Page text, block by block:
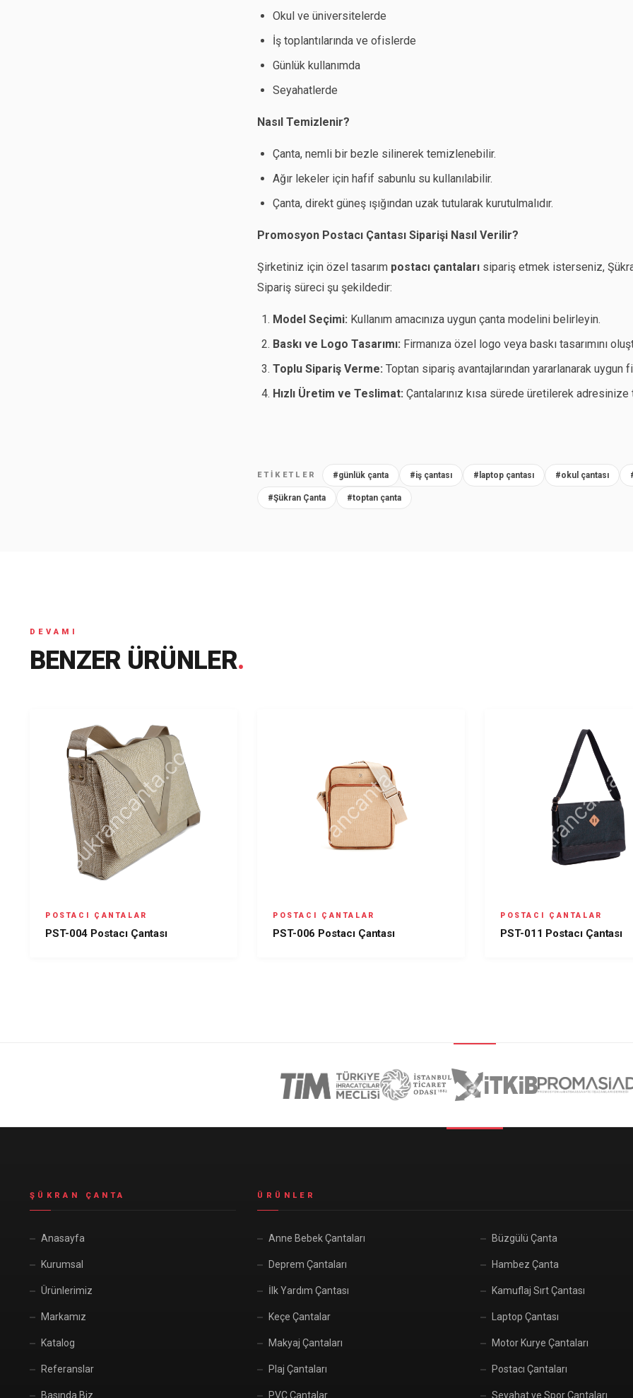
Okul ve üniversitelerde
İş toplantılarında ve ofislerde
Günlük kullanımda
Seyahatlerde
Nasıl Temizlenir?
Çanta, nemli bir bezle silinerek temizlenebilir.
Ağır lekeler için hafif sabunlu su kullanılabilir.
Çanta, direkt güneş ışığından uzak tutularak kurutulmalıdır.
Promosyon Postacı Çantası Siparişi Nasıl Verilir?
Şirketiniz için özel tasarım postacı çantaları sipariş etmek isterseniz,
Sipariş süreci şu şekildedir:
Model Seçimi: Kullanım amacınıza uygun çanta modelini belirleyin.
Baskı ve Logo Tasarımı: Firmanıza özel logo veya baskı tasarımını
Toplu Sipariş Verme: Toptan sipariş avantajlarından yararlanarak uygun
Hızlı Üretim ve Teslimat: Çantalarınız kısa sürede üretilerek
ETIKETLER #günlük çanta #iş çantası #laptop çantası #okul çantası
#Şükran Çanta #toptan çanta
DEVAMI
BENZER ÜRÜNLER.
POSTACI ÇANTALAR
PST-004 Postacı Çantası
POSTACI ÇANTALAR
PST-006 Postacı Çantası
POSTACI ÇANTALAR
PST-011 Postacı Çantası
ŞÜKRAN ÇANTA
Anasayfa
Kurumsal
Ürünlerimiz
Markamız
Katalog
Referanslar
Basında Biz
ÜRÜNLER
Anne Bebek Çantaları Büzgülü Çanta
Deprem Çantaları Hambez Çanta
İlk Yardım Çantası Kamuflaj Sırt Çantası
Keçe Çantalar Laptop Çantası
Makyaj Çantaları Motor Kurye Çantaları
Plaj Çantaları Postacı Çantaları
PVC Çantalar Seyahat ve Spor Çantaları